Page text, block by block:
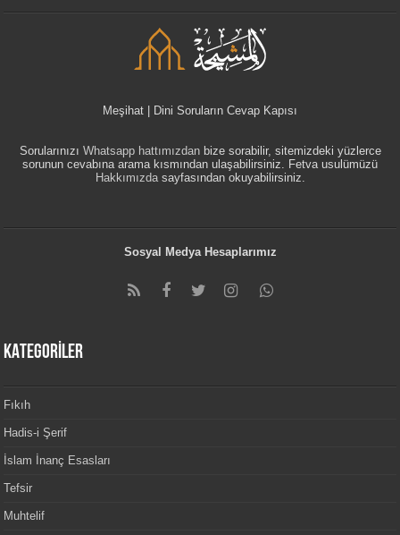
Meşihat | Dini Soruların Cevap Kapısı
Sorularınızı Whatsapp hattımızdanbize sorabilir, sitemizdeki yüzlerce
sorunun cevabına arama kısmından ulaşabilirsiniz. Fetva usulümüzü
Hakkımızdasayfasından okuyabilirsiniz.
Sosyal Medya Hesaplarımız
KATEGORİLER
Fıkıh
Hadis-i Şerif
İslam İnanç Esasları
Tefsir
Muhtelif